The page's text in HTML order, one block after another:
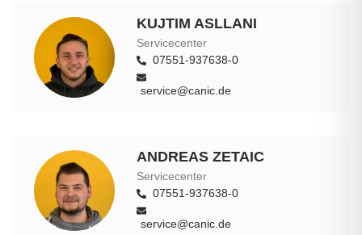
KUJTIM ASLLANI
Servicecenter
07551-937638-0
service@canic.de
ANDREAS ZETAIC
Servicecenter
07551-937638-0
service@canic.de